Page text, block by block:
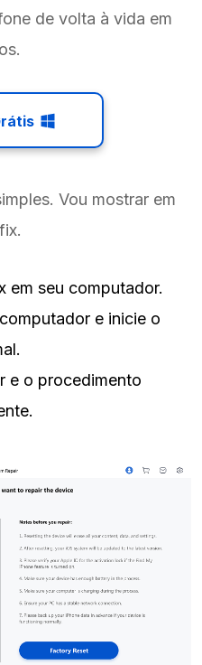
de volta à vida em
Vou mostrar em
em seu computador.
e inicie o
e o procedimento